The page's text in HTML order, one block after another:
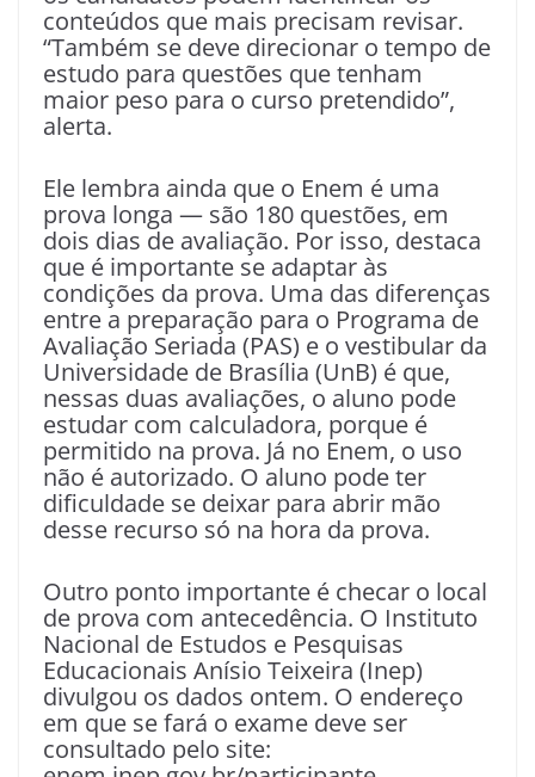
conteúdos que mais precisam revisar.
“Também se deve direcionar o tempo de
estudo para questões que tenham
maior peso para o curso pretendido”,
alerta.
Ele lembra ainda que o Enem é uma
prova longa — são 180 questões, em
dois dias de avaliação. Por isso, destaca
que é importante se adaptar às
condições da prova. Uma das diferenças
entre a preparação para o Programa de
Avaliação Seriada (PAS) e o vestibular da
Universidade de Brasília (UnB) é que,
nessas duas avaliações, o aluno pode
estudar com calculadora, porque é
permitido na prova. Já no Enem, o uso
não é autorizado. O aluno pode ter
dificuldade se deixar para abrir mão
desse recurso só na hora da prova.
Outro ponto importante é checar o local
de prova com antecedência. O Instituto
Nacional de Estudos e Pesquisas
Educacionais Anísio Teixeira (Inep)
divulgou os dados ontem. O endereço
em que se fará o exame deve ser
consultado pelo site: